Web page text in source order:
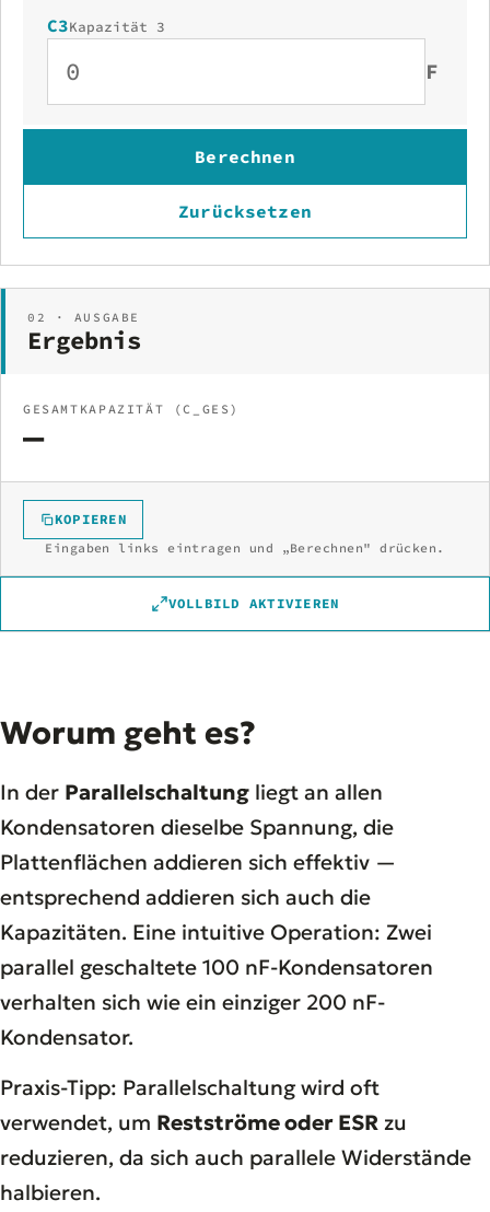
C3Kapazität 3
F
Berechnen
Zurücksetzen
02 · AUSGABE
Ergebnis
GESAMTKAPAZITÄT (C_GES)
—
KOPIEREN
Eingaben links eintragen und „Berechnen" drücken.
VOLLBILD AKTIVIEREN
Worum geht es?
In der Parallelschaltung liegt an allen
Kondensatoren dieselbe Spannung, die
Plattenflächen addieren sich effektiv —
entsprechend addieren sich auch die
Kapazitäten. Eine intuitive Operation: Zwei
parallel geschaltete 100 nF-Kondensatoren
verhalten sich wie ein einziger 200 nF-
Kondensator.
Praxis-Tipp: Parallelschaltung wird oft
verwendet, um Restströme oder ESR zu
reduzieren, da sich auch parallele Widerstände
halbieren.